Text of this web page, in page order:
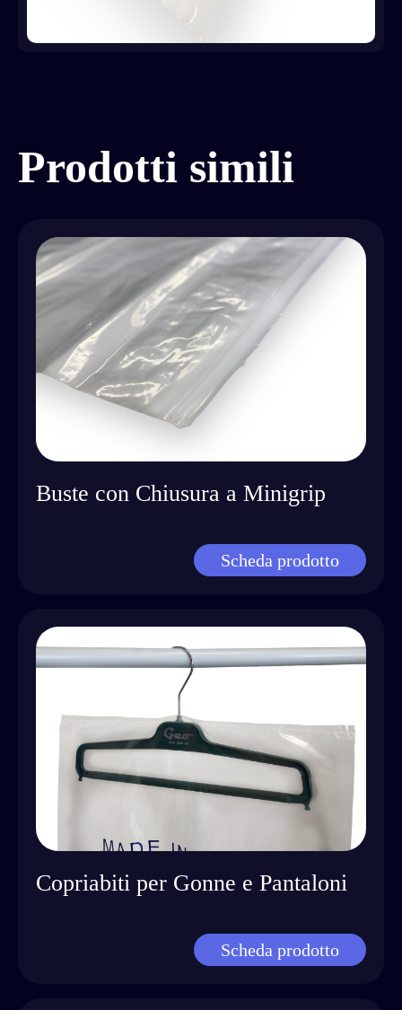
Prodotti simili
Buste con Chiusura a Minigrip
Scheda prodotto
Copriabiti per Gonne e Pantaloni
Scheda prodotto